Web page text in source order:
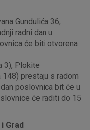
Gundulića 36,
radni dan u
će biti otvorena
3), Plokite
148) prestaju s radom
poslovnica bit će u
će raditi do 15
Grad